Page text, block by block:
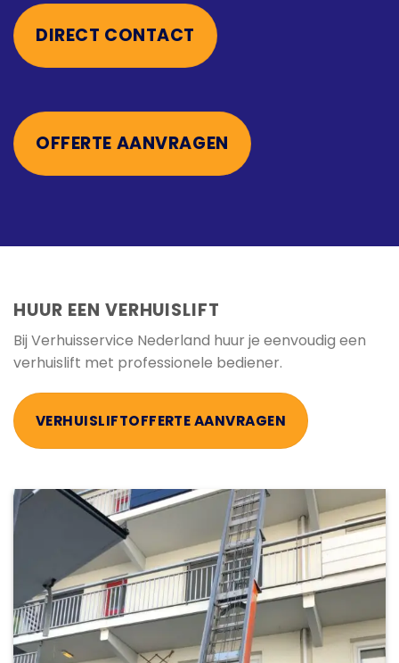
DIRECT CONTACT
OFFERTE AANVRAGEN
HUUR EEN VERHUISLIFT
Bij Verhuisservice Nederland huur je eenvoudig een
verhuislift met professionele bediener.
VERHUISLIFTOFFERTE AANVRAGEN